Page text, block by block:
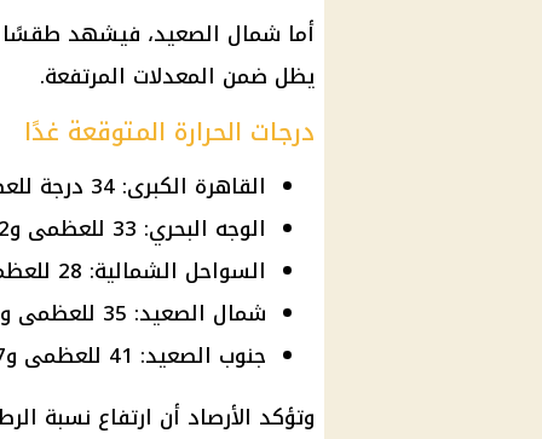
أما شمال الصعيد، فيشهد
يظل ضمن المعدلات المرتفعة.
درجات الحرارة المتوقعة غدًا
القاهرة الكبرى: 34 درجة للعظمى و23 للصغرى
الوجه البحري: 33 للعظمى و22 للصغرى
السواحل الشمالية: 28 للعظمى و20 إلى 21 للصغرى
شمال الصعيد: 35 للعظمى و24 للصغرى
جنوب الصعيد: 41 للعظمى و27 للصغرى
وتؤكد الأرصاد أن ارتفاع نسبة